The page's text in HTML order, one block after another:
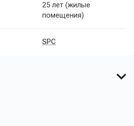
25 лет (жилые
помещения)
SPC